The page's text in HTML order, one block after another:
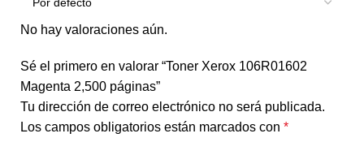
No hay valoraciones aún.
Sé el primero en valorar “Toner Xerox 106R01602
Magenta 2,500 páginas”
Tu dirección de correo electrónico no será publicada.
Los campos obligatorios están marcados con *